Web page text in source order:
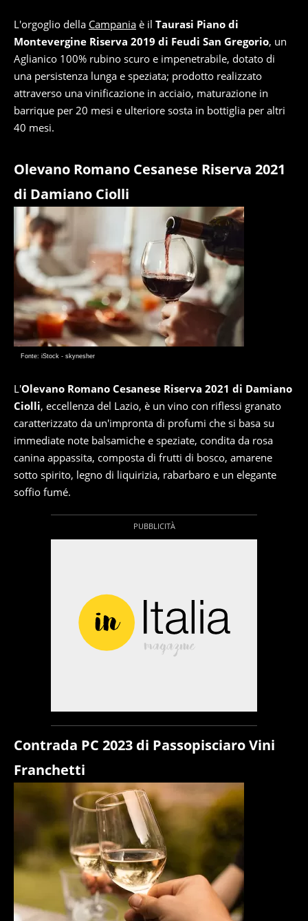
L'orgoglio della Campania è il Taurasi Piano di
Montevergine Riserva 2019 di Feudi San Gregorio, un
Aglianico 100% rubino scuro e impenetrabile, dotato di
una persistenza lunga e speziata; prodotto realizzato
attraverso una vinificazione in acciaio, maturazione in
barrique per 20 mesi e ulteriore sosta in bottiglia per altri
40 mesi.
Olevano Romano Cesanese Riserva 2021
di Damiano Ciolli
Fonte: iStock - skynesher
L'Olevano Romano Cesanese Riserva 2021 di Damiano
Ciolli, eccellenza del Lazio, è un vino con riflessi granato
caratterizzato da un'impronta di profumi che si basa su
immediate note balsamiche e speziate, condita da rosa
canina appassita, composta di frutti di bosco, amarene
sotto spirito, legno di liquirizia, rabarbaro e un elegante
soffio fumé.
Contrada PC 2023 di Passopisciaro Vini
Franchetti